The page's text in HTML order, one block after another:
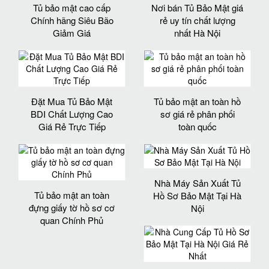
Tủ bảo mật cao cấp
Chính hãng Siêu Bão
Giảm Giá
Nơi bán Tủ Bảo Mật giá
rẻ uy tín chất lượng
nhất Hà Nội
Đặt Mua Tủ Bảo Mật
BDI Chất Lượng Cao
Giá Rẻ Trực Tiếp
Tủ bảo mật an toàn hồ
sơ giá rẻ phân phối
toàn quốc
Tủ bảo mật an toàn
đựng giấy tờ hồ sơ cơ
quan Chính Phủ
Nhà Máy Sản Xuất Tủ
Hồ Sơ Bảo Mật Tại Hà
Nội